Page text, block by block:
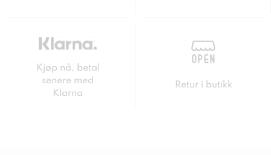
Kjøp nå, betal
senere med
Klarna
Retur i butikk